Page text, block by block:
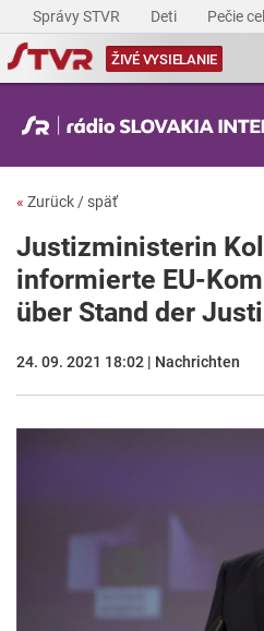
Správy STVR Deti Pečie
ŽIVÉ VYSIELANIE
« Zurück / späť
Justizministerin
informierte EU-
über Stand der
24. 09. 2021 18:02 | Nachrichten